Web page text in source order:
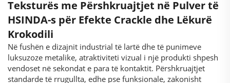
Teksturës me Përshkruajtjet në Pulver të
HSINDA-s për Efekte Crackle dhe Lëkurë
Krokodili
Në fushën e dizajnit industrial të lartë dhe të punimeve
luksuzoze metalike, atraktiviteti vizual i një produkti shpesh
vendoset në sekondat e para të kontaktit. Përshkruajtjet
standarde të rrugullta, edhe pse funksionale, zakonisht